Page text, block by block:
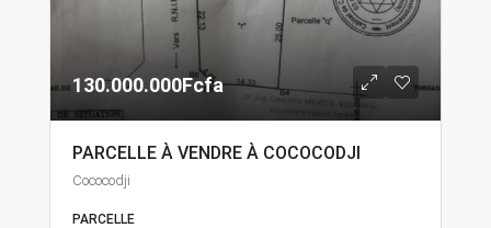
130.000.000Fcfa
PARCELLE À VENDRE À COCOCODJI
Cococodji
PARCELLE